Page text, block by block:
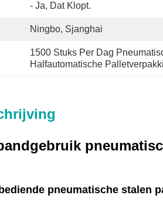
- Ja, Dat Klopt.
Ningbo, Sjanghai
1500 Stuks Per Dag
Halfautomatische
pneumatische stalen